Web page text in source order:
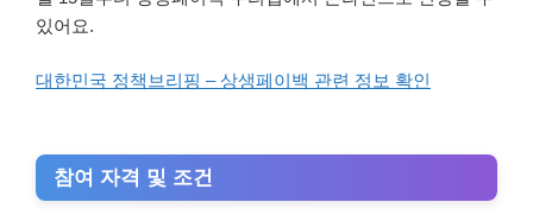
있어요.
대한민국 정책브리핑 – 상생페이백 관련 정보 확인
참여 자격 및 조건